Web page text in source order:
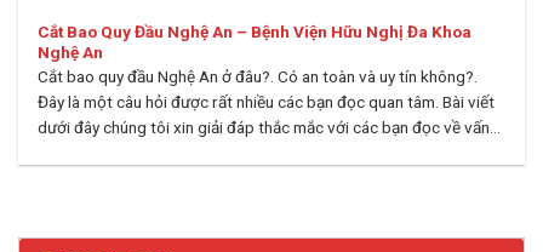
Cắt Bao Quy Đầu Nghệ An – Bệnh Viện Hữu Nghị Đa Khoa
Nghệ An
Cắt bao quy đầu Nghệ An ở đâu?. Có an toàn và uy tín không?.
Đây là một câu hỏi được rất nhiều các bạn đọc quan tâm. Bài viết
dưới đây chúng tôi xin giải đáp thắc mắc với các bạn đọc về vấn...